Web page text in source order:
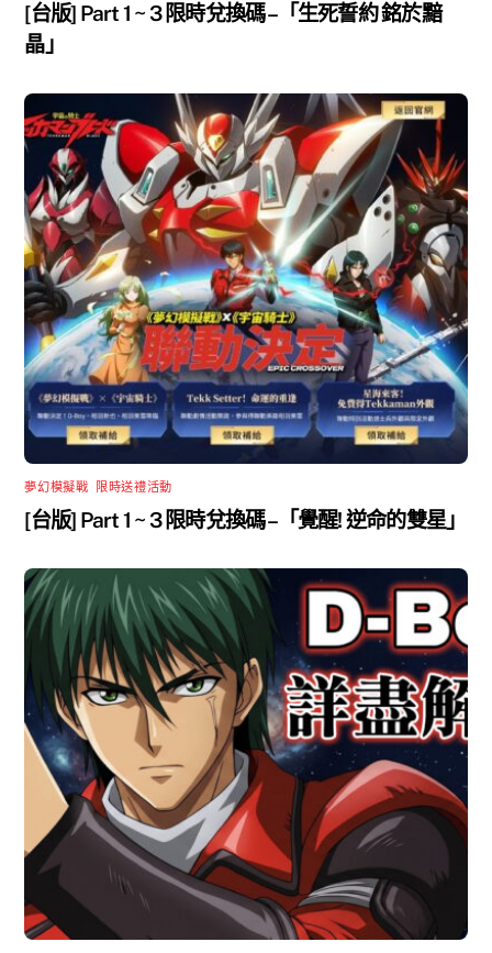
[台版] Part 1 ~ 3 限時兌換碼 –「生死誓約 銘於黯
晶」
夢幻模擬戰 限時送禮活動
[台版] Part 1 ~ 3 限時兌換碼 –「覺醒! 逆命的雙星」